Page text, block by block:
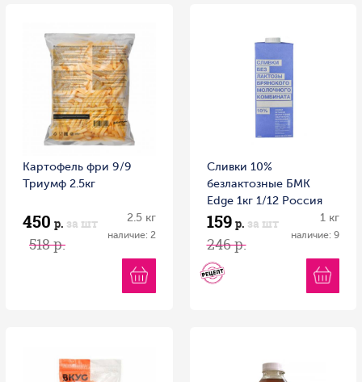
Картофель фри 9/9
Триумф 2.5кг
450 р. за шт
518 р.
2.5 кг
наличие: 2
Сливки 10%
безлактозные БМК
Edge 1кг 1/12 Россия
159 р. за шт
246 р.
1 кг
наличие: 9